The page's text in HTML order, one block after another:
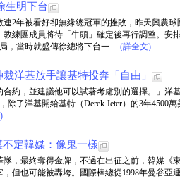
生明下台
2年被看好卻無緣總冠軍的挫敗，昨天興農
練團成員將待「牛頭」確定後再行調整。安
，當時就盛傳徐總將下台一.....(詳全文)
洋基放手讓基特投奔「自由」
合約，並建議他可以試著考慮別的選擇。」洋
除了洋基開給基特（Derek Jeter）的3年4500
定韓媒：像鬼一樣
，最終奪得金牌，不過在出征之前，韓媒《
但也可能被轟垮。國際棒總從1998年曼谷亞